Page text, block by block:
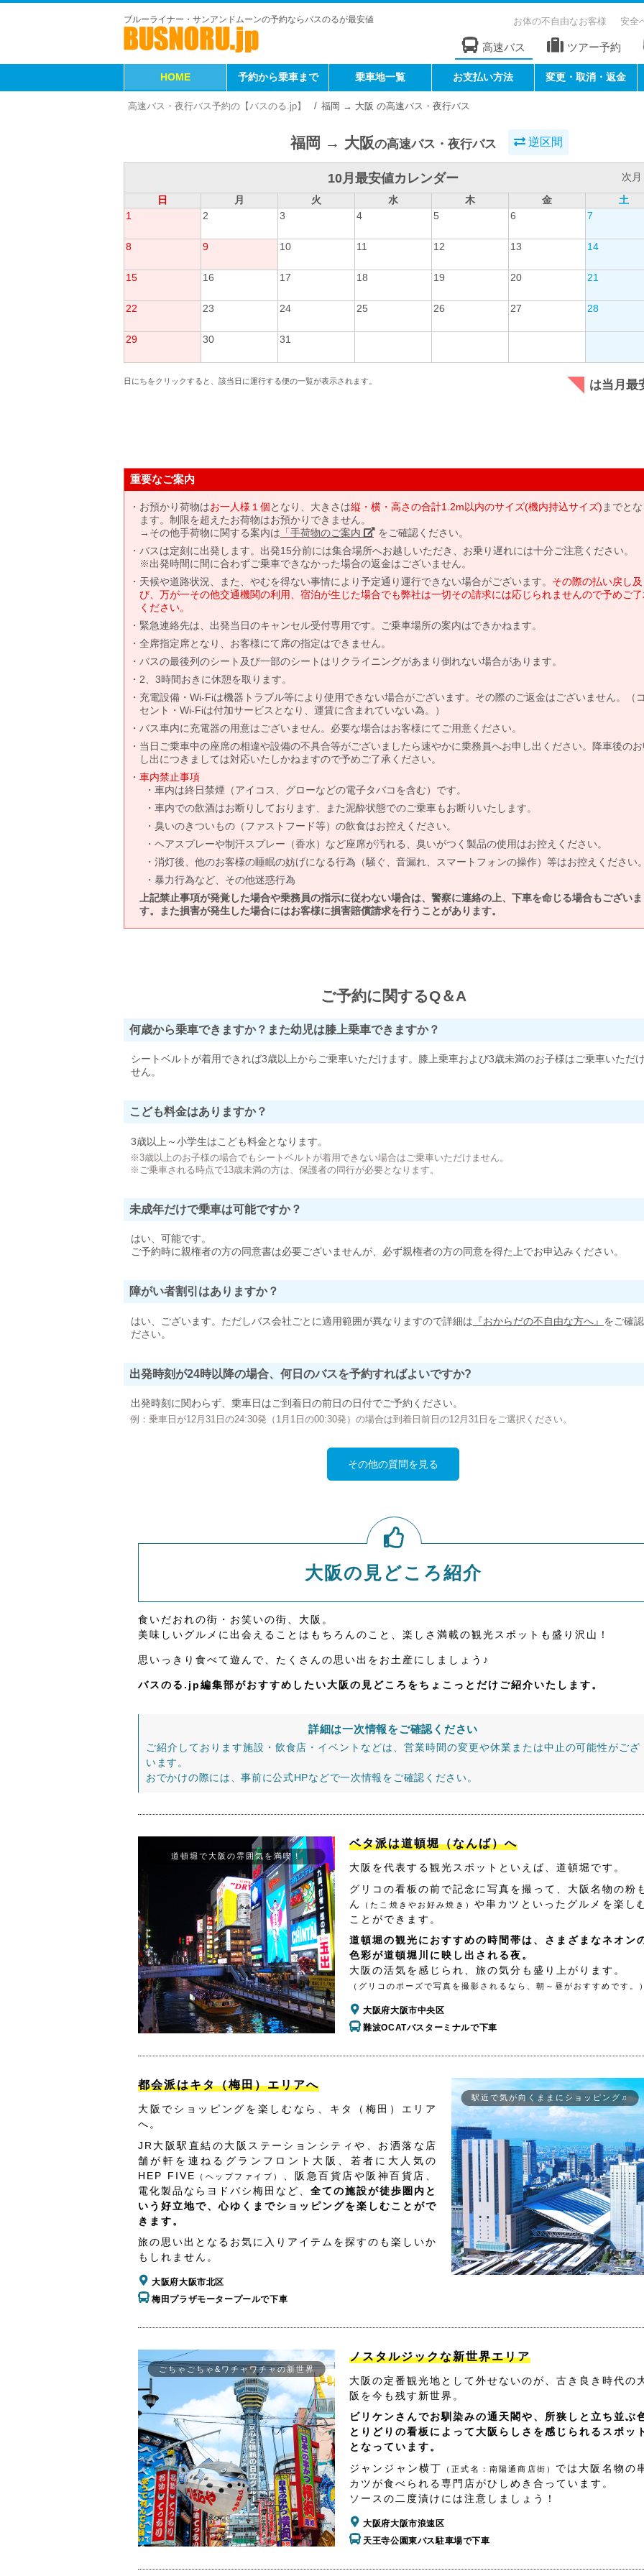
ブルーライナー・サンアンドムーンの予約ならバスのるが最安値 お体の不自由なお客様 安全
高速バス ツアー予約
HOME 予約から乗車まで 乗車地一覧 お支払い方法 変更・取消・返金
高速バス・夜行バス予約の【バスのる.jp】 福岡 → 大阪 の高速バス・夜行バス
福岡 → 大阪の高速バス・夜行バス 逆区間
10月最安値カレンダー
次月
日
月 火 水 木 金
土
1
2 3 4 5 6 7
8 9 10 11 12 13 14
15 16 17 18 19 20 21
22 23 24 25 26 27 28
29 30 31
日にちをクリックすると、該当日に運行する便の一覧が表示されます。 は当月最
重要なご案内
お預かり荷物はお一人様１個となり、大きさは縦・横・高さの合計1.2m以内のサイズ(機内持込サイズ) までと
ます。制限を超えたお荷物はお預かりできません。
→その他手荷物に関する案内は 「手荷物のご案内」 をご確認ください。
バスは定刻に出発します。出発15分前には集合場所へお越しいただき、お乗り遅れには十分ご注意ください。
※出発時間に間に合わずご乗車できなかった場合の返金はございません。
天候や道路状況、また、やむを得ない事情により予定通り運行できない場合がございます。 その際の払い戻し及
び、万が一その他交通機関の利用、宿泊が生じた場合でも弊社は一切その請求には応じられませんので予めご
ください。
緊急連絡先は、出発当日のキャンセル受付専用です。ご乗車場所の案内はできかねます。
全席指定席となり、お客様にて席の指定はできません。
バスの最後列のシート及び一部のシートはリクライニングがあまり倒れない場合があります。
2、3時間おきに休憩を取ります。
充電設備・Wi-Fiは機器トラブル等により使用できない場合がございます。その際のご返金はございません。（
セント・Wi-Fiは付加サービスとなり、運賃に含まれていない為。）
バス車内に充電器の用意はございません。必要な場合はお客様にてご用意ください。
当日ご乗車中の座席の相違や設備の不具合等がございましたら速やかに乗務員へお申し出ください。降車後の
し出につきましては対応いたしかねますので予めご了承ください。
車内禁止事項
車内は終日禁煙（アイコス、グローなどの電子タバコを含む）です。
車内での飲酒はお断りしております、また泥酔状態でのご乗車もお断りいたします。
臭いのきついもの（ファストフード等）の飲食はお控えください。
ヘアスプレーや制汗スプレー（香水）など座席が汚れる、臭いがつく製品の使用はお控えください。
消灯後、他のお客様の睡眠の妨げになる行為（騒ぐ、音漏れ、スマートフォンの操作）等はお控えください
暴力行為など、その他迷惑行為
上記禁止事項が発覚した場合や乗務員の指示に従わない場合は、警察に連絡の上、下車を命じる場合もございま
す。また損害が発生した場合にはお客様に損害賠償請求を行うことがあります。
ご予約に関するQ＆A
何歳から乗車できますか？また幼児は膝上乗車できますか？
シートベルトが着用できれば3歳以上からご乗車いただけます。膝上乗車および3歳未満のお子様はご乗車いただ
せん。
こども料金はありますか？
3歳以上～小学生はこども料金となります。
※3歳以上のお子様の場合でもシートベルトが着用できない場合はご乗車いただけません。
※ご乗車される時点で13歳未満の方は、保護者の同行が必要となります。
未成年だけで乗車は可能ですか？
はい、可能です。
ご予約時に親権者の方の同意書は必要ございませんが、必ず親権者の方の同意を得た上でお申込みください。
障がい者割引はありますか？
はい、ございます。ただしバス会社ごとに適用範囲が異なりますので詳細は 『おからだの不自由な方へ』 をご確
ださい。
出発時刻が24時以降の場合、何日のバスを予約すればよいですか?
出発時刻に関わらず、乗車日はご到着日の前日の日付でご予約ください。
例：乗車日が12月31日の24:30発（1月1日の00:30発）の場合は到着日前日の12月31日をご選択ください。
その他の質問を見る
大阪の見どころ紹介
食いだおれの街・お笑いの街、大阪。
美味しいグルメに出会えることはもちろんのこと、楽しさ満載の観光スポットも盛り沢山！
思いっきり食べて遊んで、たくさんの思い出をお土産にしましょう♪
バスのる.jp編集部がおすすめしたい大阪の見どころをちょこっとだけご紹介いたします。
詳細は一次情報をご確認ください
ご紹介しております施設・飲食店・イベントなどは、営業時間の変更や休業または中止の可能性がござ
います。
おでかけの際には、事前に公式HPなどで一次情報をご確認ください。
道頓堀で大阪の雰囲気を満喫！
ベタ派は道頓堀（なんば）へ
大阪を代表する観光スポットといえば、道頓堀です。
グリコの看板の前で記念に写真を撮って、大阪名物の粉
ん
（たこ焼きやお好み焼き） や串カツといったグルメを楽し
ことができます。
道頓堀の観光におすすめの時間帯は、さまざまなネオン
色彩が道頓堀川に映し出される夜。
大阪の活気を感じられ、旅の気分も盛り上がります。
（グリコのポーズで写真を撮影されるなら、朝～昼がおすすめです。
大阪府大阪市中央区
難波OCATバスターミナルで下車
都会派はキタ（梅田）エリアへ
大阪でショッピングを楽しむなら、キタ（梅田）エリア
へ。
JR大阪駅直結の大阪ステーションシティや、お洒落な店
舗が軒を連ねるグランフロント大阪、若者に大人気の
HEP FIVE
（ヘップファイブ）
、阪急百貨店や阪神百貨店、
電化製品ならヨドバシ梅田など、 全ての施設が徒歩圏内と
いう好立地で、心ゆくまでショッピングを楽しむことがで
きます。
旅の思い出となるお気に入りアイテムを探すのも楽しいか
もしれません。
大阪府大阪市北区
梅田プラザモータープールで下車
駅近で気が向くままにショッピング♫
ごちゃごちゃ&ワチャワチャの新世界
ノスタルジックな新世界エリア
大阪の定番観光地として外せないのが、古き良き時代の
阪を今も残す新世界。
ビリケンさんでお馴染みの通天閣や、所狭しと立ち並ぶ
とりどりの看板によって大阪らしさを感じられるスポッ
となっています。
ジャンジャン横丁
（正式名：南陽通商店街） では大阪名物の
カツが食べられる専門店がひしめき合っています。
ソースの二度漬けには注意しましょう！
大阪府大阪市浪速区
天王寺公園東バス駐車場で下車